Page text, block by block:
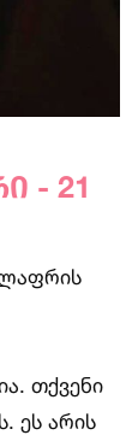
- 21
თქვენი
ეს არის